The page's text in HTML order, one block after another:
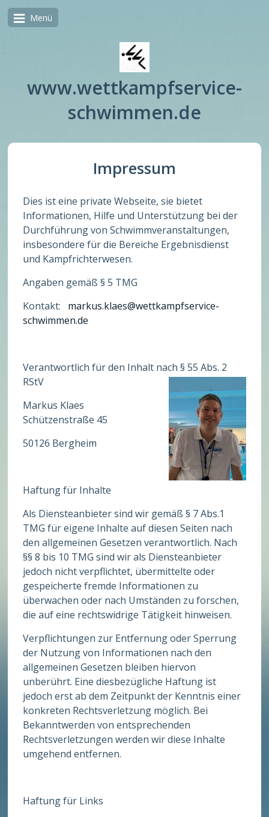
Menü
www.wettkampfservice-
schwimmen.de
Impressum
Dies ist eine private Webseite, sie bietet
Informationen, Hilfe und Unterstützung bei der
Durchführung von Schwimmveranstaltungen,
insbesondere für die Bereiche Ergebnisdienst
und Kampfrichterwesen.
Angaben gemäß § 5 TMG
Kontakt:
markus.klaes@wettkampfservice-
schwimmen.de
Verantwortlich für den Inhalt nach § 55 Abs. 2
RStV
Markus Klaes
Schützenstraße 45
50126 Bergheim
Haftung für Inhalte
Als Diensteanbieter sind wir gemäß § 7 Abs.1
TMG für eigene Inhalte auf diesen Seiten nach
den allgemeinen Gesetzen verantwortlich. Nach
§§ 8 bis 10 TMG sind wir als Diensteanbieter
jedoch nicht verpflichtet, übermittelte oder
gespeicherte fremde Informationen zu
überwachen oder nach Umständen zu forschen,
die auf eine rechtswidrige Tätigkeit hinweisen.
Verpflichtungen zur Entfernung oder Sperrung
der Nutzung von Informationen nach den
allgemeinen Gesetzen bleiben hiervon
unberührt. Eine diesbezügliche Haftung ist
jedoch erst ab dem Zeitpunkt der Kenntnis einer
konkreten Rechtsverletzung möglich. Bei
Bekanntwerden von entsprechenden
Rechtsverletzungen werden wir diese Inhalte
umgehend entfernen.
Haftung für Links